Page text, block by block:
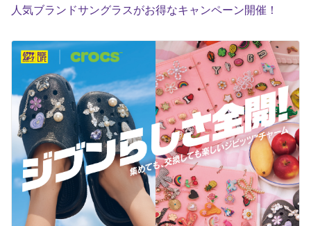
人気ブランドサングラスがお得なキャンペーン開催！